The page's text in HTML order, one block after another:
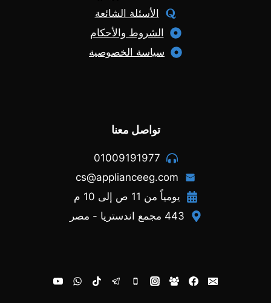
الأسئلة الشائعة
الشروط والأحكام
سياسة الخصوصية
تواصل معنا
01009191977
cs@applianceeg.com
يومياً من 11 ص إلى 10 م
443 مجمع اندستريا - مصر